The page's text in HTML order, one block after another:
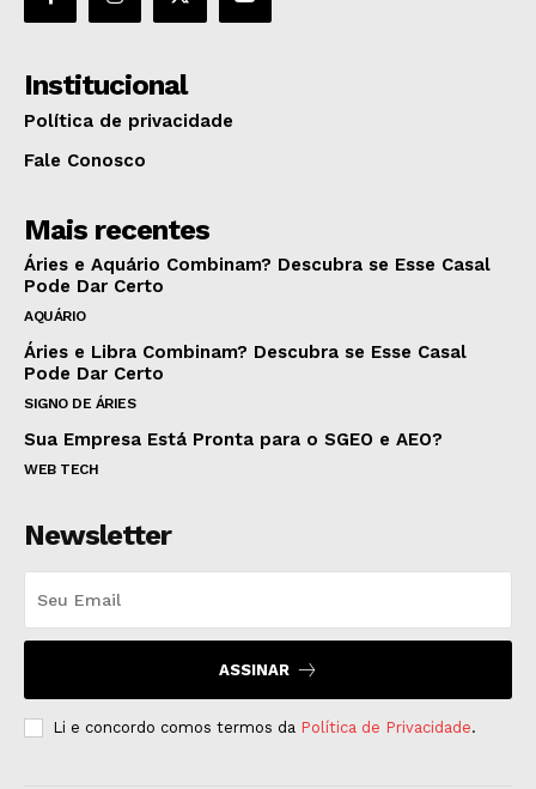
Institucional
Política de privacidade
Fale Conosco
Mais recentes
Áries e Aquário Combinam? Descubra se Esse Casal
Pode Dar Certo
AQUÁRIO
Áries e Libra Combinam? Descubra se Esse Casal
Pode Dar Certo
SIGNO DE ÁRIES
Sua Empresa Está Pronta para o SGEO e AEO?
WEB TECH
Newsletter
ASSINAR
Li e concordo comos termos da Política de Privacidade.